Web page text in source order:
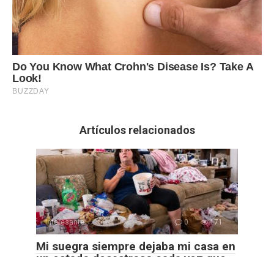
Artículos relacionados
Interesante 0 171
Mi suegra siempre dejaba mi casa en